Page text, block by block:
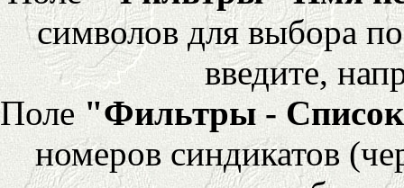
символов для выбора
введите,
Поле "Фильтры -
номеров синдикатов